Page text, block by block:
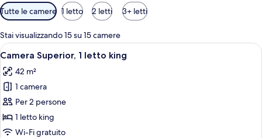
Filtri
disponibili
per
le
camere
Tutte le camere 1 letto 2 letti 3+ letti
Stai visualizzando 15 su 15 camere
Apri
tutte
le
foto
per
Camera
Superior,
Una camera d'albergo con un letto
5
Camera Superior, 1 letto king
42 m²
1 camera
Per 2 persone
1 letto king
Wi-Fi gratuito